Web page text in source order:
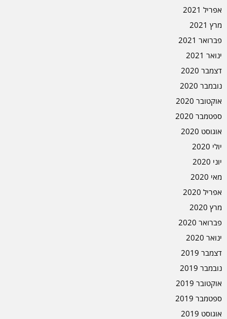
אפריל 2021
מרץ 2021
פברואר 2021
ינואר 2021
דצמבר 2020
נובמבר 2020
אוקטובר 2020
ספטמבר 2020
אוגוסט 2020
יולי 2020
יוני 2020
מאי 2020
אפריל 2020
מרץ 2020
פברואר 2020
ינואר 2020
דצמבר 2019
נובמבר 2019
אוקטובר 2019
ספטמבר 2019
אוגוסט 2019